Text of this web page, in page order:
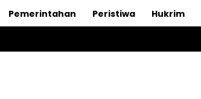
Pemerintahan Peristiwa Hukrim